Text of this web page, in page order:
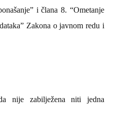
i člana 8. “Ometanje
Zakona o javnom redu i
nije zabilježena niti jedna